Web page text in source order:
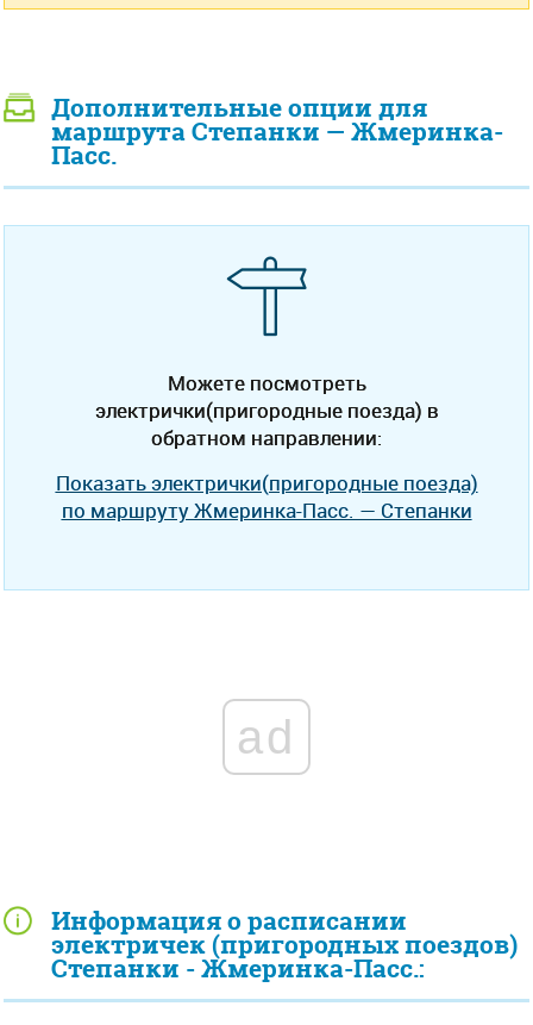
Информация о расписании
электричек (пригородных поездов)
Степанки - Жмеринка-Пасс.:
Дополнительные опции для
маршрута Степанки — Жмеринка-
Пасс.
Можете посмотреть
электрички(пригородные поезда) в
обратном направлении:
Показать электрички(пригородные поезда)
по маршруту Жмеринка-Пасс. — Степанки
ad